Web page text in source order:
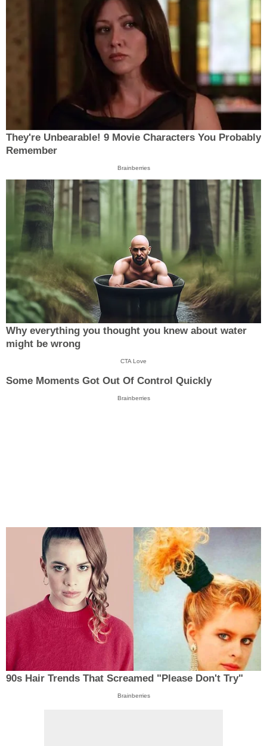
They're Unbearable! 9 Movie Characters You Probably
Remember
Brainberries
Why everything you thought you knew about water
might be wrong
CTA Love
Some Moments Got Out Of Control Quickly
Brainberries
90s Hair Trends That Screamed "Please Don't Try"
Brainberries